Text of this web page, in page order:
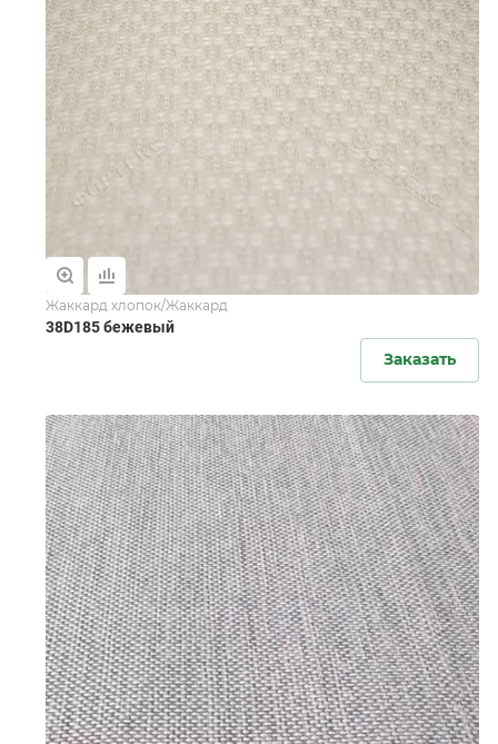
Жаккард хлопок/Жаккард
38D185 бежевый
Заказать